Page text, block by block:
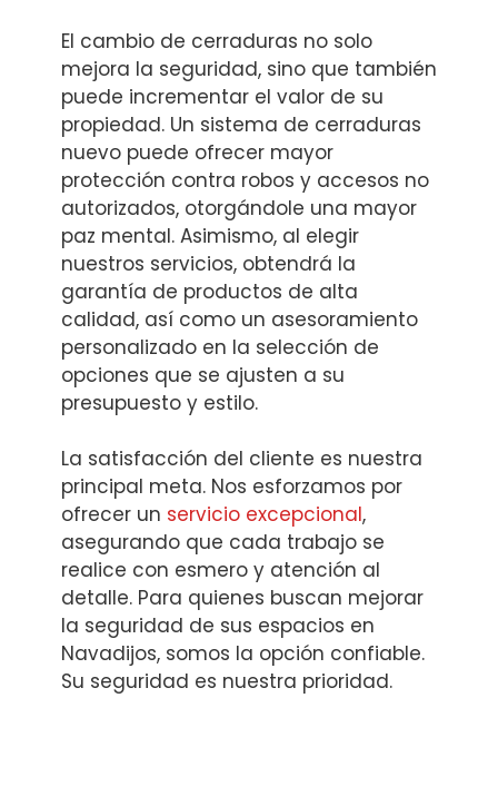
El cambio de cerraduras no solo
mejora la seguridad, sino que también
puede incrementar el valor de su
propiedad. Un sistema de cerraduras
nuevo puede ofrecer mayor
protección contra robos y accesos no
autorizados, otorgándole una mayor
paz mental. Asimismo, al elegir
nuestros servicios, obtendrá la
garantía de productos de alta
calidad, así como un asesoramiento
personalizado en la selección de
opciones que se ajusten a su
presupuesto y estilo.
La satisfacción del cliente es nuestra
principal meta. Nos esforzamos por
ofrecer un servicio excepcional,
asegurando que cada trabajo se
realice con esmero y atención al
detalle. Para quienes buscan mejorar
la seguridad de sus espacios en
Navadijos, somos la opción confiable.
Su seguridad es nuestra prioridad.